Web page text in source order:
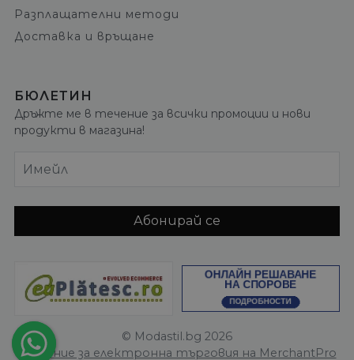
Разплащателни методи
Доставка и връщане
БЮЛЕТИН
Дръжте ме в течение за всички промоции и нови
продукти в магазина!
Имейл
Абонирай се
© Modastil.bg 2026
Решение за електронна търговия на MerchantPro